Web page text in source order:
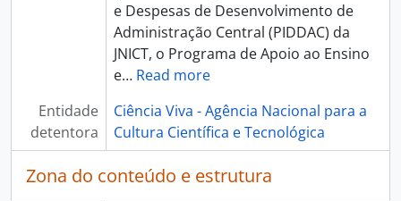
[Item] Entrevista a Rosalia Vargas, 2016-01-09
[Item] Exposição "Espinafres e desporto", 2016-01-15
[Item] 17.º Aniversário do Pavilhão do Conhecimento, 2016-07-25
[Item] Noite Europeia dos Investigadores - 2016 (1.ª Parte), 2016-09-30
[Item] Noite Europeia dos Investigadores - 2016 (2.ª Parte), 2016-09-30
[Item] Exposição "Risco", 2016-10-23
[Item] Exposição "Risco", 2017-01-27
[Item] Circuitos Ciência Viva, 2017-02-10
e Despesas de Desenvolvimento de
Administração Central (PIDDAC) da
JNICT, o Programa de Apoio ao Ensino
e… Read more
Entidade
detentora
Ciência Viva - Agência Nacional para a
Cultura Científica e Tecnológica
Zona do conteúdo e estrutura